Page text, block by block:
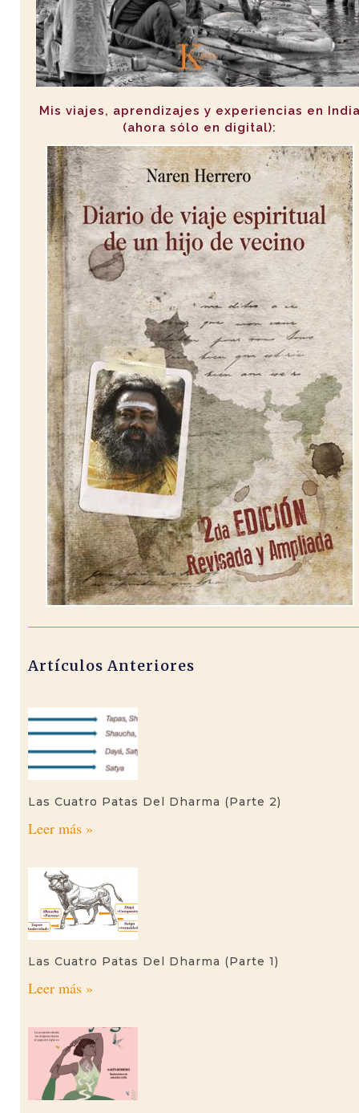
Mis viajes, aprendizajes y experiencias en
(ahora sólo en digital):
Artículos Anteriores
Las Cuatro Patas Del Dharma (parte 2)
Leer más »
Las Cuatro Patas Del Dharma (parte 1)
Leer más »